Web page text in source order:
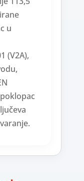
u
(V2A),